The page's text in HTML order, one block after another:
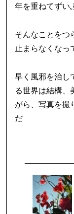
年を重ねてずい
そんなことをつ
止まらなくなっ
早く風邪を治し
る世界は結構、
がら、写真を撮
だ